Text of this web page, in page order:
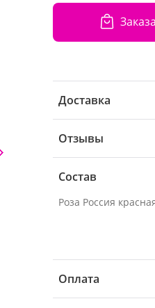
Доставка
Отзывы
Состав
Роза Россия
Оплата